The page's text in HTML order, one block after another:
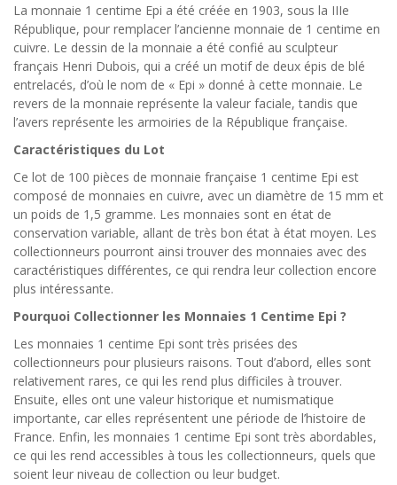
La monnaie 1 centime Epi a été créée en 1903, sous la IIIe
République, pour remplacer l’ancienne monnaie de 1 centime en
cuivre. Le dessin de la monnaie a été confié au sculpteur
français Henri Dubois, qui a créé un motif de deux épis de blé
entrelacés, d’où le nom de « Epi » donné à cette monnaie. Le
revers de la monnaie représente la valeur faciale, tandis que
l’avers représente les armoiries de la République française.
Caractéristiques du Lot
Ce lot de 100 pièces de monnaie française 1 centime Epi est
composé de monnaies en cuivre, avec un diamètre de 15 mm et
un poids de 1,5 gramme. Les monnaies sont en état de
conservation variable, allant de très bon état à état moyen. Les
collectionneurs pourront ainsi trouver des monnaies avec des
caractéristiques différentes, ce qui rendra leur collection encore
plus intéressante.
Pourquoi Collectionner les Monnaies 1 Centime Epi ?
Les monnaies 1 centime Epi sont très prisées des
collectionneurs pour plusieurs raisons. Tout d’abord, elles sont
relativement rares, ce qui les rend plus difficiles à trouver.
Ensuite, elles ont une valeur historique et numismatique
importante, car elles représentent une période de l’histoire de
France. Enfin, les monnaies 1 centime Epi sont très abordables,
ce qui les rend accessibles à tous les collectionneurs, quels que
soient leur niveau de collection ou leur budget.